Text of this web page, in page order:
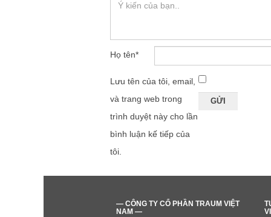
Họ tên*
Lưu tên của tôi, email,
và trang web trong
trình duyệt này cho lần
bình luận kế tiếp của
tôi.
— CÔNG TY CỔ PHẦN TRAUM VIỆT
NAM —